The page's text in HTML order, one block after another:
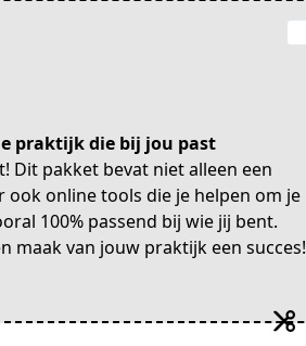
praktijk die bij jou past
Dit pakket bevat niet alleen een
online tools die je helpen om je
100% passend bij wie jij bent.
maak van jouw praktijk een succes!